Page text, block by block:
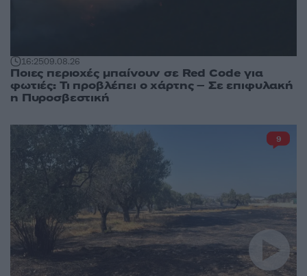
16:2509.08.26
Ποιες περιοχές μπαίνουν σε Red Code για
φωτιές: Τι προβλέπει ο χάρτης – Σε επιφυλακή
η Πυροσβεστική
9